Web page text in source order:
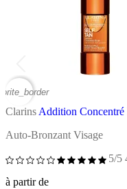
Clarins Addition Concentré
Auto-Bronzant Visage
5/5
à partir de